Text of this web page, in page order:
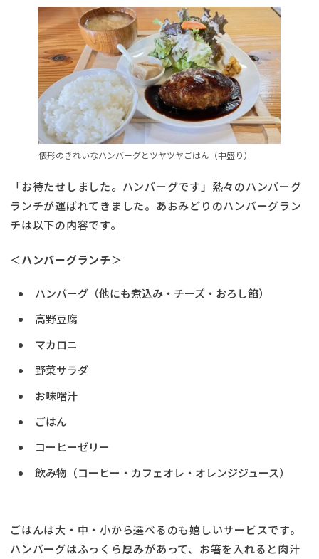
俵形のきれいなハンバーグとツヤツヤごはん（中盛り）
「お待たせしました。ハンバーグです」熱々のハンバーグ
ランチが運ばれてきました。あおみどりのハンバーグラン
チは以下の内容です。
＜ハンバーグランチ＞
ハンバーグ（他にも煮込み・チーズ・おろし餡）
高野豆腐
マカロニ
野菜サラダ
お味噌汁
ごはん
コーヒーゼリー
飲み物（コーヒー・カフェオレ・オレンジジュース）
ごはんは大・中・小から選べるのも嬉しいサービスです。
ハンバーグはふっくら厚みがあって、お箸を入れると肉汁